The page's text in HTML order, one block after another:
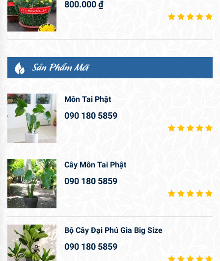
800.000₫
Sản Phẩm Mới
Môn Tai Phật
090 180 5859
Cây Môn Tai Phật
090 180 5859
Bộ Cây Đại Phú Gia Big Size
090 180 5859